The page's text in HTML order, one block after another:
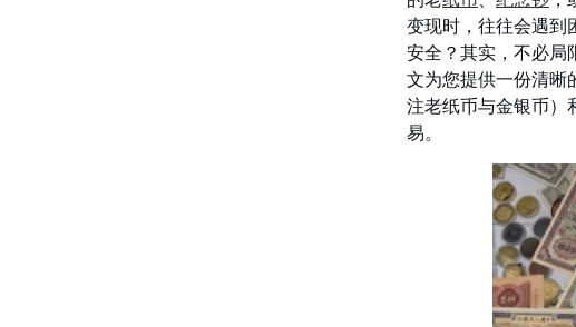
变现时，往往会遇到
安全？其实，不必局
文为您提供一份清
注老纸币与金银币）
易。